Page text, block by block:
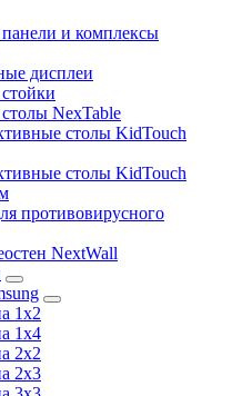
и комплексы
дисплеи
NexTable
столы KidTouch
столы KidTouch
противовирусного
NextWall
1x2
1x4
2x2
2х3